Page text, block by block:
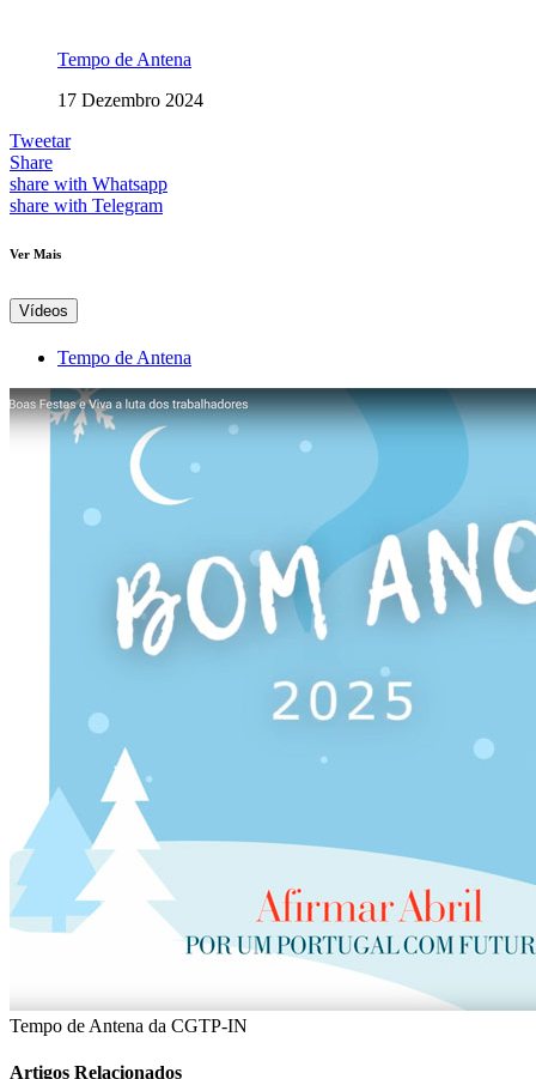
Tempo de Antena
17 Dezembro 2024
Tweetar
Share
share with Whatsapp
share with Telegram
Ver Mais
Vídeos
Tempo de Antena
Tempo de Antena da CGTP-IN
Artigos Relacionados